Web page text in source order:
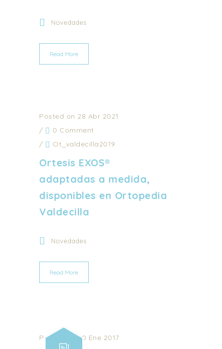
Novedades
Read More
Posted on 28 Abr 2021
/
0 Comment
/
Ot_valdecilla2019
Ortesis EXOS®
adaptadas a medida,
disponibles en Ortopedia
Valdecilla
Novedades
Read More
Posted on 30 Ene 2017